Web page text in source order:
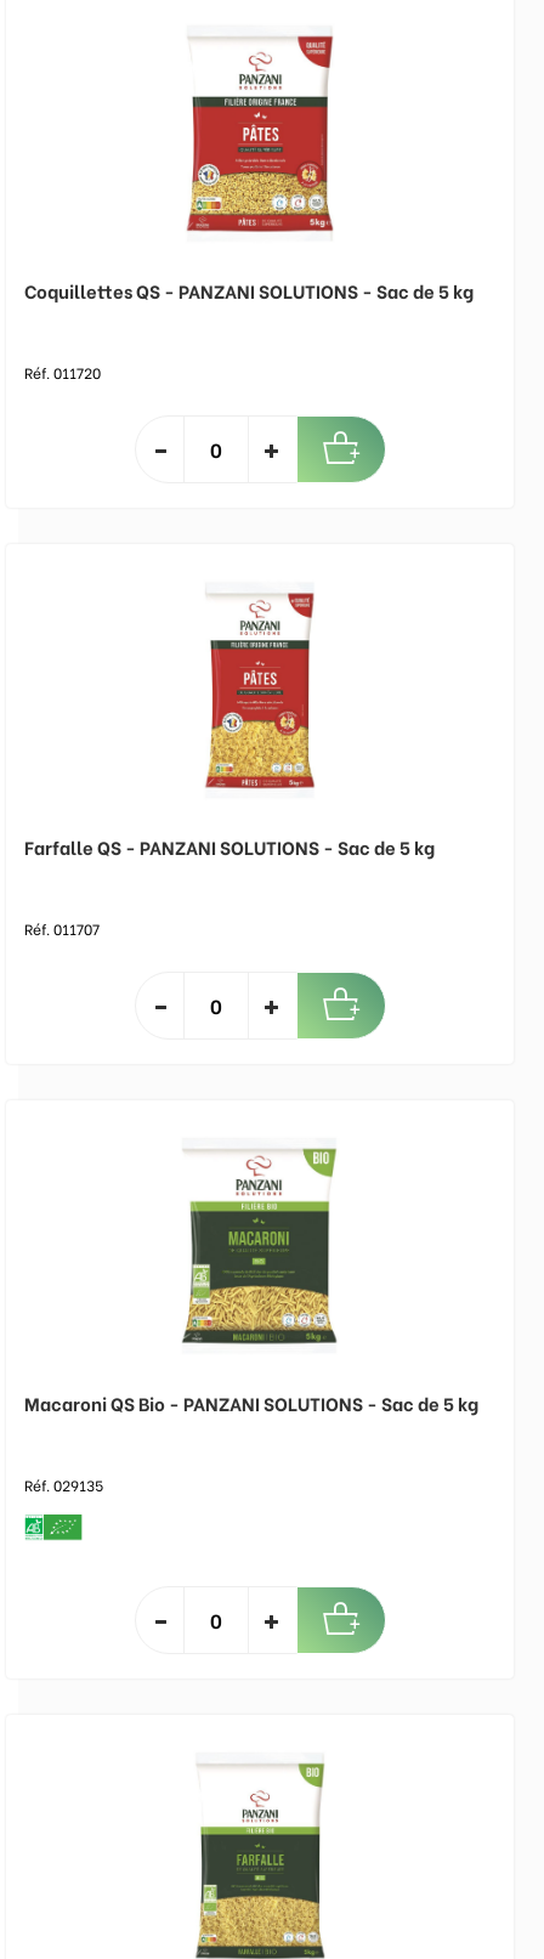
Coquillettes QS - PANZANI SOLUTIONS - Sac de 5 kg
Réf. 011720
Farfalle QS - PANZANI SOLUTIONS - Sac de 5 kg
Réf. 011707
Macaroni QS Bio - PANZANI SOLUTIONS - Sac de 5 kg
Réf. 029135